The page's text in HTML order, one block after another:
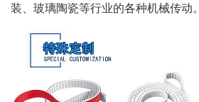
装、玻璃陶瓷等行业的各种机械传动。